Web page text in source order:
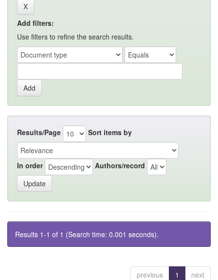
Add filters:
Use filters to refine the search results.
Results/Page Sort items by
In order Authors/record
Results 1-1 of 1 (Search time: 0.001 seconds).
previous 1 next